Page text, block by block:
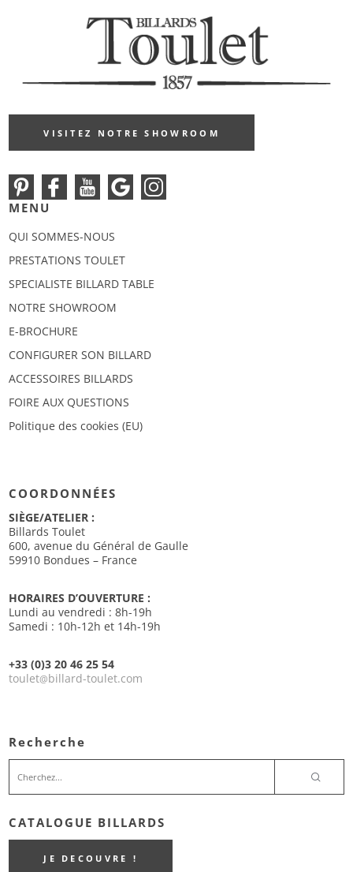
VISITEZ NOTRE SHOWROOM
MENU
QUI SOMMES-NOUS
PRESTATIONS TOULET
SPECIALISTE BILLARD TABLE
NOTRE SHOWROOM
E-BROCHURE
CONFIGURER SON BILLARD
ACCESSOIRES BILLARDS
FOIRE AUX QUESTIONS
Politique des cookies (EU)
COORDONNÉES
SIÈGE/ATELIER :
Billards Toulet
600, avenue du Général de Gaulle
59910 Bondues – France
HORAIRES D’OUVERTURE :
Lundi au vendredi : 8h-19h
Samedi : 10h-12h et 14h-19h
+33 (0)3 20 46 25 54
toulet@billard-toulet.com
Recherche
CATALOGUE BILLARDS
JE DECOUVRE !